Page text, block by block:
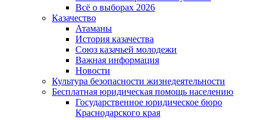
Всё о выборах 2026
Казачество
Атаманы
История казачества
Союз казачьей молодежи
Важная информация
Новости
Культура безопасности жизнедеятельности
Бесплатная юридическая помощь населению
Государственное юридическое бюро
Краснодарского края